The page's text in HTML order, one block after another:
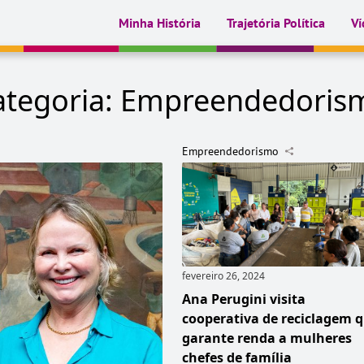
Minha História Trajetória Política
Empreendedorismo
fevereiro 26, 2024
Ana Perugini visita
cooperativa de reciclagem
garante renda a mulheres
chefes de família